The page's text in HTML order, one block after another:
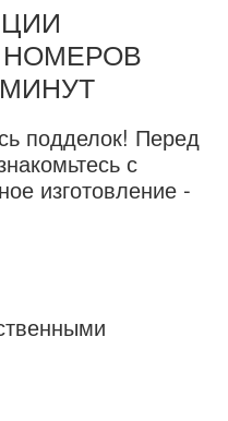
НОМЕРОВ
подделок! Перед
с
изготовление -